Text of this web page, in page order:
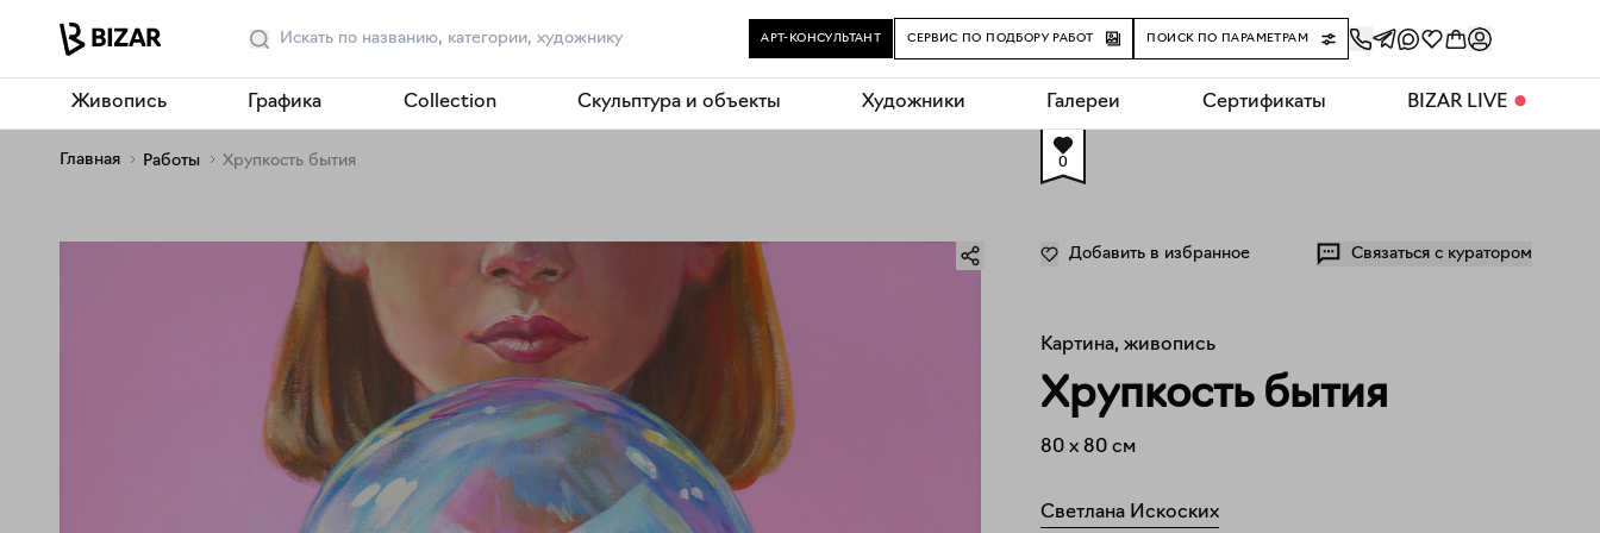
АРТ-КОНСУЛЬТАНТ СЕРВИС ПО ПОДБОРУ РАБОТ ПОИСК ПО ПАРАМЕТРАМ
Живопись Графика Collection Скульптура и объекты Художники Галереи Сертификаты BIZAR LIVE ⬤
Главная Работы Хрупкость бытия 0
Добавить в избранное Связаться с куратором
Картина, живопись
Хрупкость бытия
80 x 80 см
Светлана Искоских